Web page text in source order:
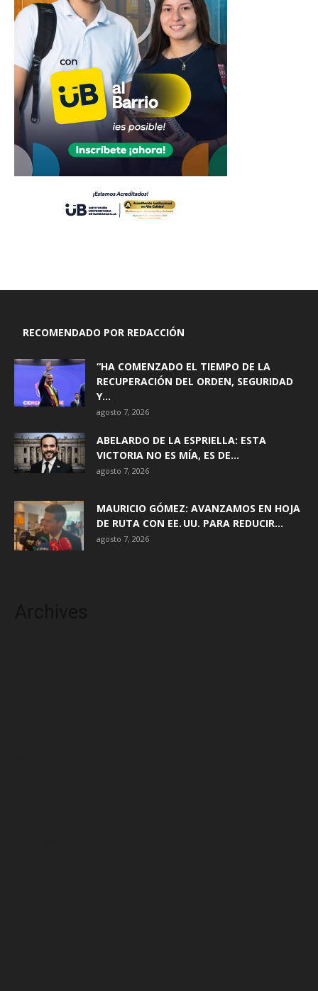
RECOMENDADO POR REDACCIÓN
“HA COMENZADO EL TIEMPO DE LA
RECUPERACIÓN DEL ORDEN, SEGURIDAD
Y...
agosto 7, 2026
ABELARDO DE LA ESPRIELLA: ESTA
VICTORIA NO ES MÍA, ES DE...
agosto 7, 2026
MAURICIO GÓMEZ: AVANZAMOS EN HOJA
DE RUTA CON EE. UU. PARA REDUCIR...
agosto 7, 2026